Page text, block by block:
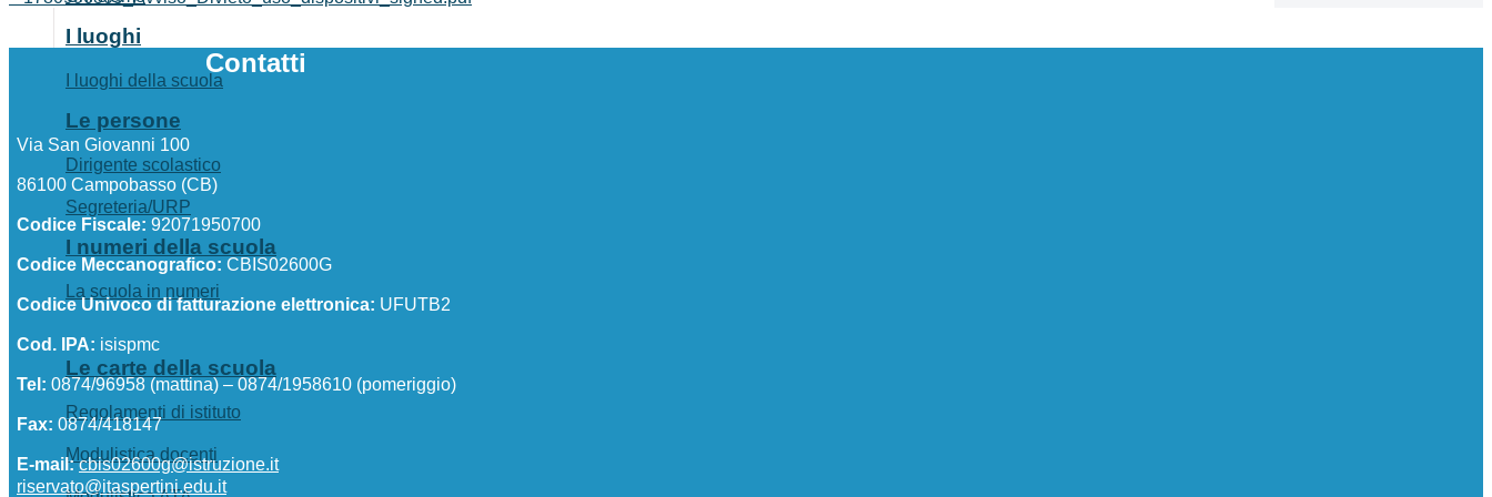
I luoghi
I luoghi della scuola
Le persone
Dirigente scolastico
Segreteria/URP
I numeri della scuola
La scuola in numeri
Le carte della scuola
Regolamenti di istituto
Modulistica docenti
Contatti
Via San Giovanni 100
86100 Campobasso (CB)
Codice Fiscale: 92071950700
Codice Meccanografico: CBIS02600G
Codice Univoco di fatturazione elettronica: UFUTB2
Cod. IPA: isispmc
Tel: 0874/96958 (mattina) – 0874/1958610 (pomeriggio)
Fax: 0874/418147
E-mail: cbis02600g@istruzione.it
riservato@itaspertini.edu.it